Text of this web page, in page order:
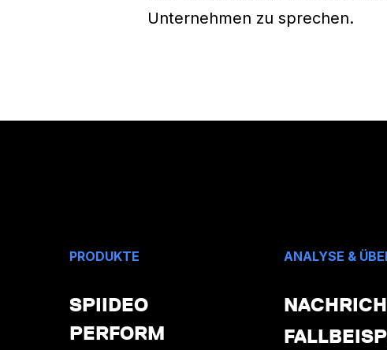
Unternehmen zu sprechen.
PRODUKTE
SPIIDEO
PERFORM
ANALYSE &